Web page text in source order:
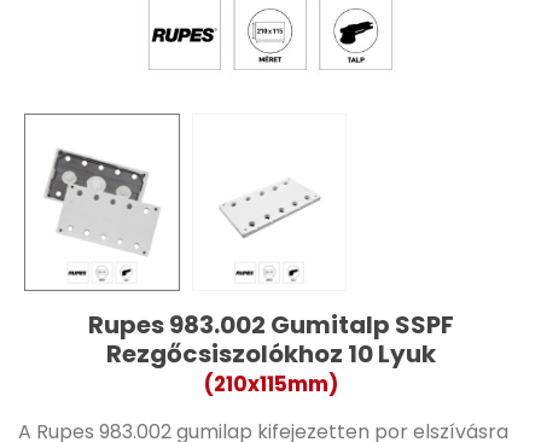
Rupes 983.002 Gumitalp SSPF
Rezgőcsiszolókhoz 10 Lyuk
(210x115mm)
A Rupes 983.002 gumilap kifejezetten por elszívásra